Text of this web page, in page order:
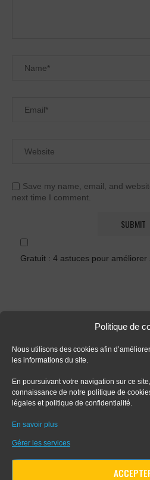
Politique de
Nous utilisons des cookies afin
les informations du site.
En poursuivant votre navigation sur ce
connaissance de notre politique de
légales et politique de confidentialité.
En savoir plus
Gérer les services
Save my name, email, and
next time I comment.
Gratuit : 4 astuces pour améliorer
- Tout sur le dessin en perspective
- Apprendre le digital painting
- Apprendre la perspective